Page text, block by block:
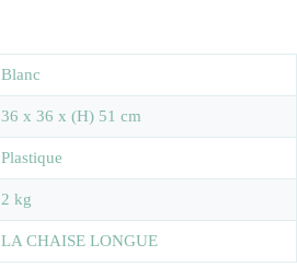
Blanc
36 x 36 x (H) 51 cm
Plastique
2 kg
LA CHAISE LONGUE